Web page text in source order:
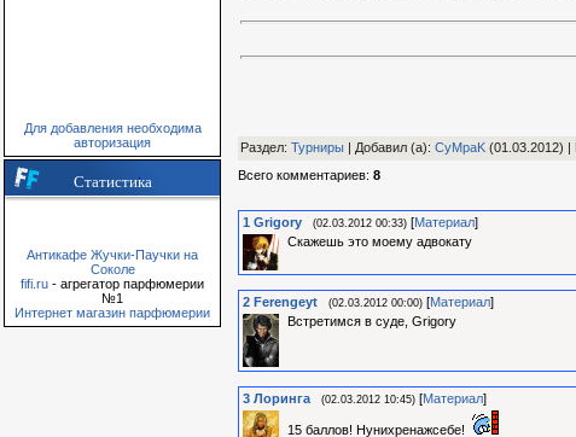
Для добавления необходима
авторизация
Статистика
Антикафе Жучки-Паучки на
Соколе
fifi.ru - агрегатор парфюмерии
№1
Интернет магазин парфюмерии
Раздел: Турниры Добавил (а): CyMpaK (01.03.2012) |
Всего комментариев: 8
1 Grigory (02.03.2012 00:33) [Материал]
Скажешь это моему адвокату
2 Ferengeyt (02.03.2012 00:00) [Материал]
Встретимся в суде, Grigory
3 Лоринга (02.03.2012 10:45) [Материал]
15 баллов! Нунихренажсебе!